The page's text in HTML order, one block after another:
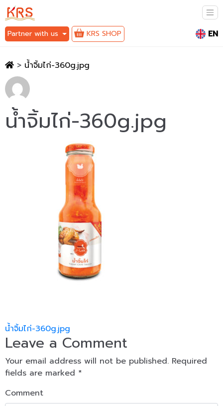
Partner with us KRS SHOP EN
> น้ำจิ้มไก่-360g.jpg
น้ำจิ้มไก่-360g.jpg
Post navigation
น้ำจิ้มไก่-360g.jpg
Leave a Comment
Your email address will not be published. Required
fields are marked *
Comment